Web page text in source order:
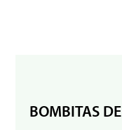
BOMBITAS